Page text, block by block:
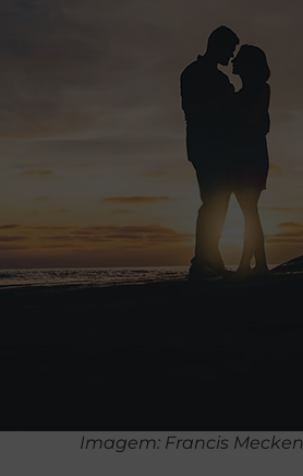
Imagem: Francis